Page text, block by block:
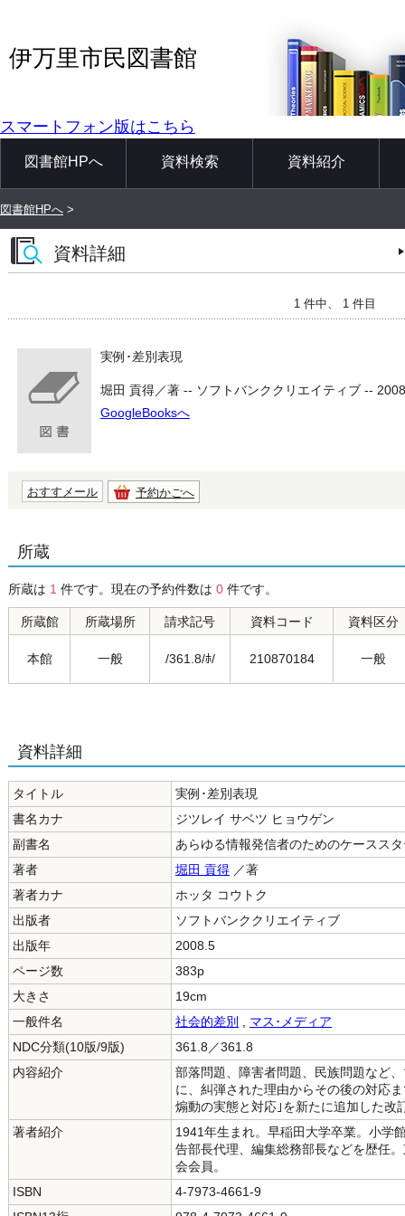
伊万里市民図書館
スマートフォン版はこちら
図書館HPへ 資料検索 資料紹介
図書館HPへ >
資料詳細
1 件中、 1 件目
実例･差別表現
堀田 貢得／著 -- ソフトバンククリエイティブ --
GoogleBooksへ
おすすメール 予約かごへ
所蔵
所蔵は 1 件です。現在の予約件数は 0 件です。
所蔵館 所蔵場所 請求記号 資料コード 資料区分
本館 一般 /361.8/ﾎ/ 210870184 一般
資料詳細
タイトル
実例･差別表現
書名カナ
ジツレイ サベツ ヒョウゲン
副書名
あらゆる情報発信者のためのケースス
著者
堀田 貢得 ／著
著者カナ
ホッタ コウトク
出版者
ソフトバンククリエイティブ
出版年
2008.5
ページ数
383p
大きさ
19cm
一般件名
社会的差別
マス･メディア
NDC分類(10版/9版)
361.8／361.8
内容紹介
部落問題、障害者問題、民族問題など
に、糾弾された理由からその後の対応
煽動の実態と対応｣を新たに追加した改
著者紹介
1941年生まれ。早稲田大学卒業。小学
告部長代理、編集総務部長などを歴任
会会員。
ISBN
4-7973-4661-9